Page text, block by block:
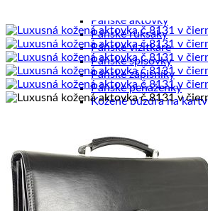
Pánske aktovky
Pánske ruksaky
Pánske vizitkáre
Pánske spisovky
Pánske zápisníky
Pánske peňaženky
Kožené púzdra na karty
Kancelárske sety
Kožené zápisníky
Cestovné kufre
Kožené ruksaky